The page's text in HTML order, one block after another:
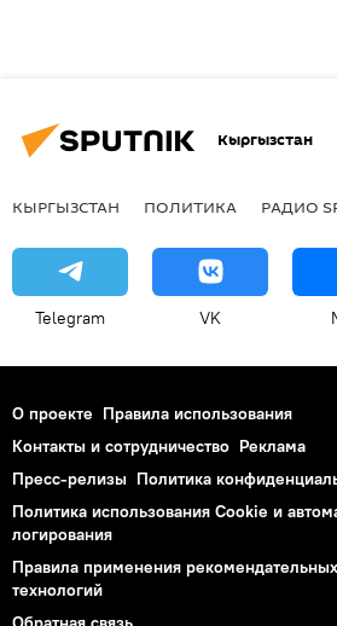
Кыргызстан
КЫРГЫЗСТАН ПОЛИТИКА РАДИО
Telegram VK
О проекте Правила использования
Контакты и сотрудничество Реклама
Пресс-релизы Политика
Политика использования Cookie и
логирования
Правила применения рекомендательных
технологий